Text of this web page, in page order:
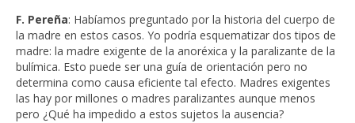
F. Pereña: Habíamos preguntado por la historia del cuerpo de
la madre en estos casos. Yo podría esquematizar dos tipos de
madre: la madre exigente de la anoréxica y la paralizante de la
bulímica. Esto puede ser una guía de orientación pero no
determina como causa eficiente tal efecto. Madres exigentes
las hay por millones o madres paralizantes aunque menos
pero ¿Qué ha impedido a estos sujetos la ausencia?